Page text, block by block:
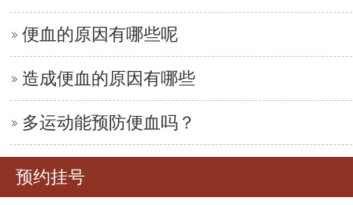
便血的原因有哪些呢
造成便血的原因有哪些
多运动能预防便血吗？
预约挂号